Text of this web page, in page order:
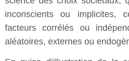
inconscients ou implicites,
facteurs corrélés ou
aléatoires, externes ou